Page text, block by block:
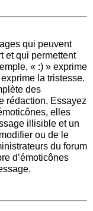
qui peuvent
et qui permettent
« :) » exprime
la tristesse.
des
rédaction. Essayez
elles
illisible et un
ou de le
du forum
d’émoticônes